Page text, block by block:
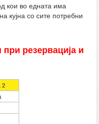
кои во едната има
кујна со сите потребни
резервација и
2